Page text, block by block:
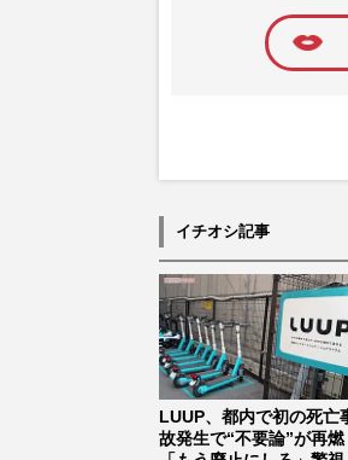
イチオシ記事
LUUP、都内で初の死亡
故発生で“不要論”が再燃